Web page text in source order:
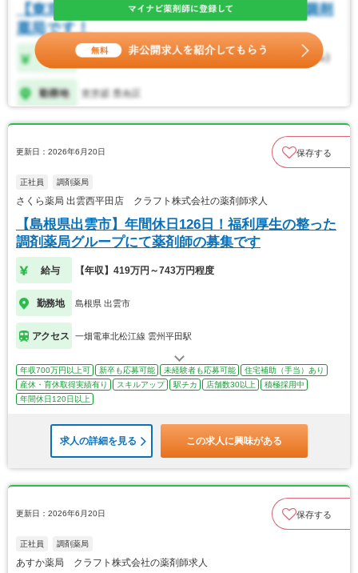
更新日：2026年6月20日 保存する
正社員 調剤薬局
さくら薬局 出雲西平田店 クラフト株式会社の薬剤師求人
【島根県出雲市】年間休日126日！福利厚生の整った
調剤薬局グループにて薬剤師の募集です
給与 【年収】419万円～743万円程度
勤務地 島根県 出雲市
アクセス 一畑電車北松江線 雲州平田駅
年収700万円以上可 新卒も応募可能 未経験者も応募可能
住宅補助（手当）あり
産休・育休取得実績有り
スキルアップ 駅チカ 店舗数30以上
積極採用中
年間休日120日以上
求人の詳細を見る この求人に興味がある
更新日：2026年6月20日 保存する
正社員 調剤薬局
あすか薬局 クラフト株式会社の薬剤師求人